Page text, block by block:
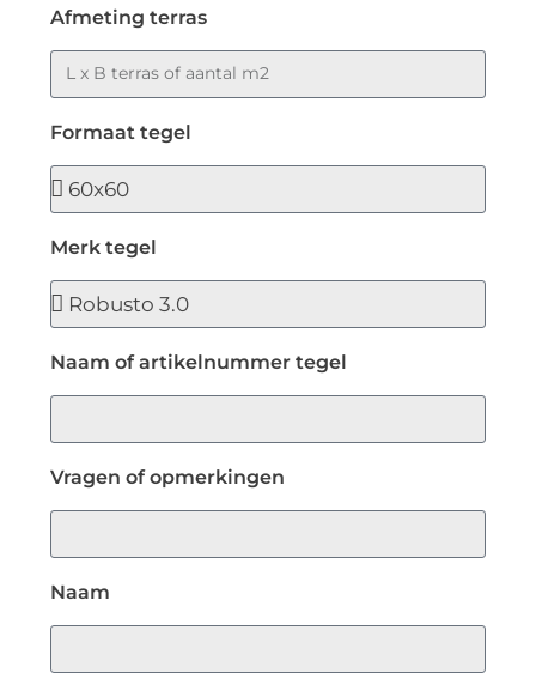
Afmeting terras
Formaat tegel
Merk tegel
Naam of artikelnummer tegel
Vragen of opmerkingen
Naam